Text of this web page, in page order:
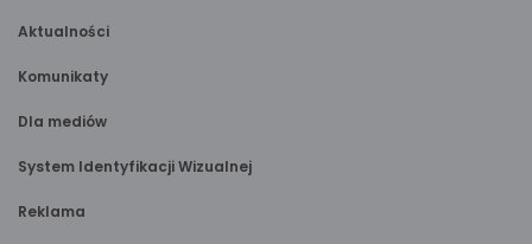
Aktualności
Komunikaty
Dla mediów
System Identyfikacji Wizualnej
Reklama